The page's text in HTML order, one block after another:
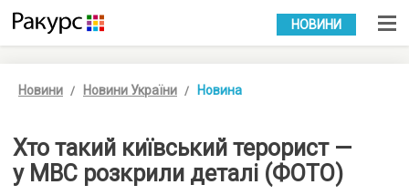
УКР РУС
НОВИНИ
Новини Новини України Новина
Хто такий київський терорист —
у МВС розкрили деталі (ФОТО)